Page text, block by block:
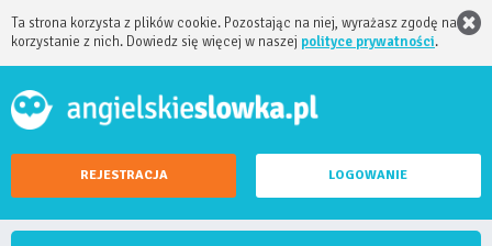
Ta strona korzysta z plików cookie. Pozostając na niej, wyrażasz zgodę na
korzystanie z nich. Dowiedz się więcej w naszej polityce prywatności.
REJESTRACJA LOGOWANIE